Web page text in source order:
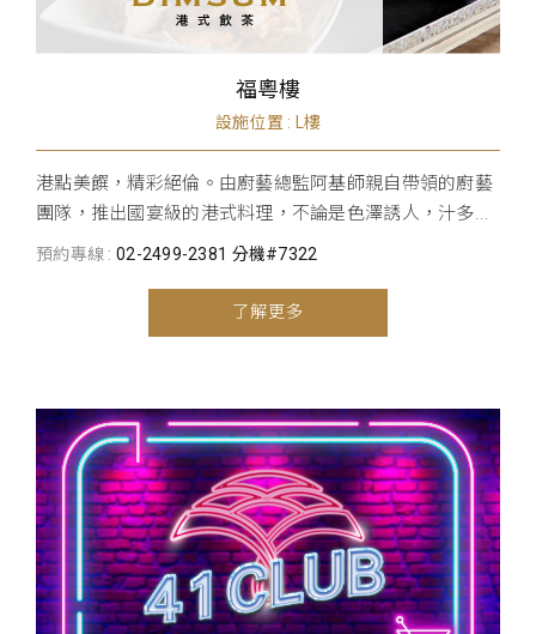
福粵樓
設施位置 : L樓
港點美饌，精彩絕倫。由廚藝總監阿基師親自帶領的廚藝
團隊，推出國宴級的港式料理，不論是色澤誘人，汁多...
預約專線 : 02-2499-2381 分機#7322
了解更多